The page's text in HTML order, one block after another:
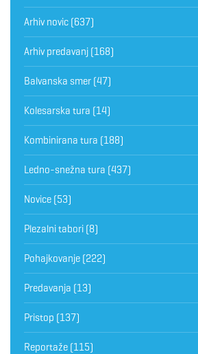
Arhiv novic (637)
Arhiv predavanj (168)
Balvanska smer (47)
Kolesarska tura (14)
Kombinirana tura (188)
Ledno-snežna tura (437)
Novice (53)
Plezalni tabori (8)
Pohajkovanje (222)
Predavanja (13)
Pristop (137)
Reportaže (115)